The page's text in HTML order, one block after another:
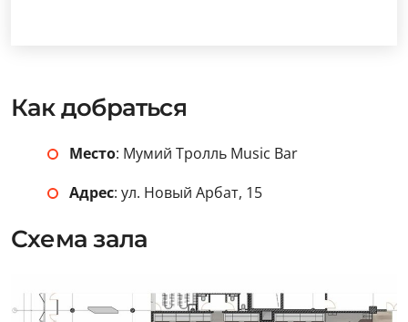
Как добраться
Место: Мумий Тролль Music Bar
Адрес: ул. Новый Арбат, 15
Схема зала